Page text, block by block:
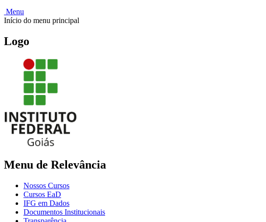
Menu
Início do menu principal
Logo
Menu de Relevância
Nossos Cursos
Cursos EaD
IFG em Dados
Documentos Institucionais